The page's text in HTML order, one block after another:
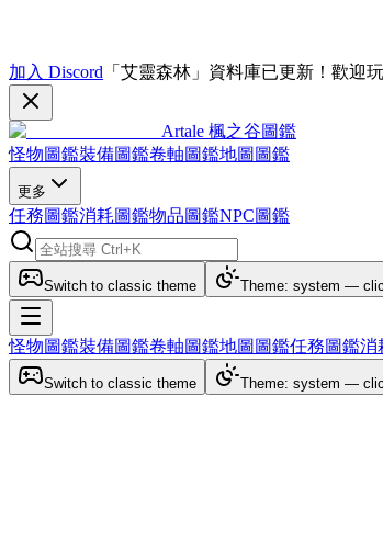
加入 Discord 「艾靈森林」資料庫已更新！歡迎
Artale 楓之谷圖鑑
怪物圖鑑裝備圖鑑卷軸圖鑑地圖圖鑑
更多
任務圖鑑消耗圖鑑物品圖鑑NPC圖鑑
Switch to classic theme Theme: system —
怪物圖鑑裝備圖鑑卷軸圖鑑地圖圖鑑任務圖鑑消
Switch to classic theme Theme: system —